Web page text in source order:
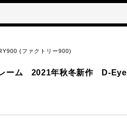
(ファクトリー900)
ーム 2021年秋冬新作 D-Eye